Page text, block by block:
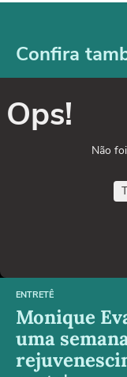
Confira
Ops!
Não
ENTRETÊ
Monique
uma